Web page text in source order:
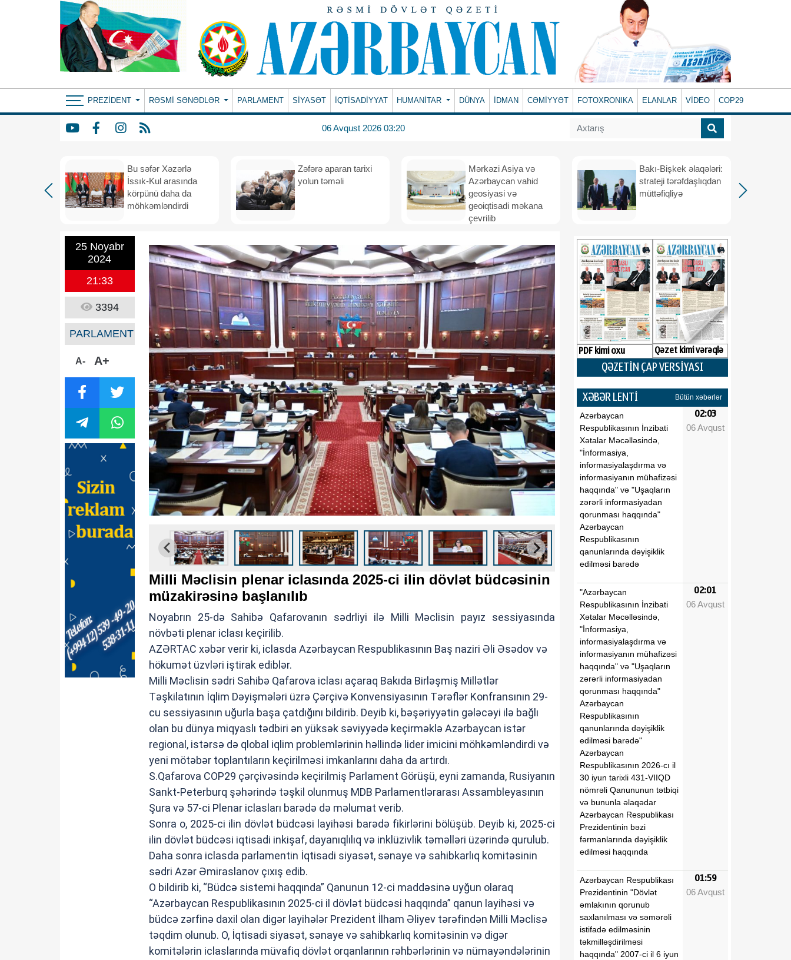
PREZIDENT RƏSMI SƏNƏDLƏR PARLAMENT SİYASƏT İQTİSADİYYAT HUMANITAR DÜNYA İDMAN CƏMİYYƏT FOTOXRONIKA ELANLAR VİDEO COP29
06 Avqust 2026 03:20
Bu səfər Xəzərlə
İssık-Kul arasında
körpünü daha da
möhkəmləndirdi
Zəfərə aparan tarixi
yolun təməli
Mərkəzi Asiya və
Azərbaycan vahid
geosiyasi və
geoiqtisadi məkana
çevrilib
Bakı-Bişkek əlaqələri:
strateji tərəfdaşlıqdan
müttəfiqliyə
25 Noyabr
2024
21:33
3394
PARLAMENT
A- A+
Milli Məclisin plenar iclasında 2025-ci ilin dövlət büdcəsinin
müzakirəsinə başlanılıb
Noyabrın 25-də Sahibə Qafarovanın sədrliyi ilə Milli Məclisin payız sessiyasında
növbəti plenar iclası keçirilib.
AZƏRTAC xəbər verir ki, iclasda Azərbaycan Respublikasının Baş naziri Əli Əsədov və
hökumət üzvləri iştirak ediblər.
Milli Məclisin sədri Sahibə Qafarova iclası açaraq Bakıda Birləşmiş Millətlər
Təşkilatının İqlim Dəyişmələri üzrə Çərçivə Konvensiyasının Tərəflər Konfransının 29-
cu sessiyasının uğurla başa çatdığını bildirib. Deyib ki, bəşəriyyətin gələcəyi ilə bağlı
olan bu dünya miqyaslı tədbiri ən yüksək səviyyədə keçirməklə Azərbaycan istər
regional, istərsə də qlobal iqlim problemlərinin həllində lider imicini möhkəmləndirdi və
yeni mötəbər toplantıların keçirilməsi imkanlarını daha da artırdı.
S.Qafarova COP29 çərçivəsində keçirilmiş Parlament Görüşü, eyni zamanda, Rusiyanın
Sankt-Peterburq şəhərində təşkil olunmuş MDB Parlamentlərarası Assambleyasının
Şura və 57-ci Plenar iclasları barədə də məlumat verib.
Sonra o, 2025-ci ilin dövlət büdcəsi layihəsi barədə fikirlərini bölüşüb. Deyib ki, 2025-ci
ilin dövlət büdcəsi iqtisadi inkişaf, dayanıqlılıq və inklüzivlik təməlləri üzərində qurulub.
Daha sonra iclasda parlamentin İqtisadi siyasət, sənaye və sahibkarlıq komitəsinin
sədri Azər Əmiraslanov çıxış edib.
O bildirib ki, “Büdcə sistemi haqqında” Qanunun 12-ci maddəsinə uyğun olaraq
“Azərbaycan Respublikasının 2025-ci il dövlət büdcəsi haqqında” qanun layihəsi və
büdcə zərfinə daxil olan digər layihələr Prezident İlham Əliyev tərəfindən Milli Məclisə
təqdim olunub. O, İqtisadi siyasət, sənaye və sahibkarlıq komitəsinin və digər
komitələrin iclaslarında müvafiq dövlət orqanlarının rəhbərlərinin və nümayəndələrinin
PDF kimi oxu Qəzet kimi vərəqlə
QƏZETİN ÇAP VERSİYASI
XƏBƏR LENTİ Bütün xəbərlər
Azərbaycan
Respublikasının İnzibati
Xətalar Məcəlləsində,
"İnformasiya,
informasiyalaşdırma və
informasiyanın mühafizəsi
haqqında" və "Uşaqların
zərərli informasiyadan
qorunması haqqında"
Azərbaycan
Respublikasının
qanunlarında dəyişiklik
edilməsi barədə
02:03
06 Avqust
"Azərbaycan
Respublikasının İnzibati
Xətalar Məcəlləsində,
"İnformasiya,
informasiyalaşdırma və
informasiyanın mühafizəsi
haqqında" və "Uşaqların
zərərli informasiyadan
qorunması haqqında"
Azərbaycan
Respublikasının
qanunlarında dəyişiklik
edilməsi barədə"
Azərbaycan
Respublikasının 2026-cı il
30 iyun tarixli 431-VIIQD
nömrəli Qanununun tətbiqi
və bununla əlaqədar
Azərbaycan Respublikası
Prezidentinin bəzi
fərmanlarında dəyişiklik
edilməsi haqqında
02:01
06 Avqust
Azərbaycan Respublikası
Prezidentinin "Dövlət
əmlakının qorunub
saxlanılması və səmərəli
istifadə edilməsinin
təkmilləşdirilməsi
haqqında" 2007-ci il 6 iyun
01:59
06 Avqust